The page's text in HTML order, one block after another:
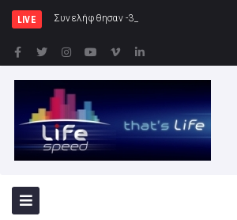
LIVE Συνελήφθησαν -3- άτομα για καλλιέργεια